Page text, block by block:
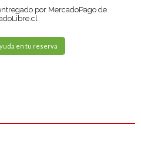
por MercadoPago de
en tu reserva